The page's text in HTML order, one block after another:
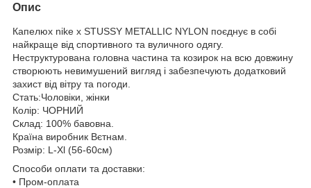
Опис
Капелюх nike х STUSSY METALLIC NYLON поєднує в собі
найкраще від спортивного та вуличного одягу.
Неструктурована головна частина та козирок на всю довжину
створюють невимушений вигляд і забезпечують додатковий
захист від вітру та погоди.
Стать:Чоловіки, жінки
Колір: ЧОРНИЙ
Склад: 100% бавовна.
Країна виробник Вєтнам.
Розмір: L-Xl (56-60см)
Способи оплати та доставки:
• Пром-оплата